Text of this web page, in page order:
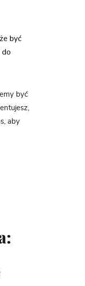
być
do
być
aby